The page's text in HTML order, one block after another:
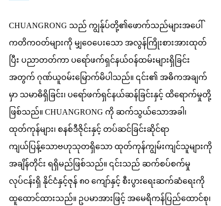
CHUANGRONG သည် ကျွန်ုပ်တို့၏ဖောက်သည်များအပေါ်
ကတိကဝတ်များကို မျှဝေပေးသော အလွန်ကြိုးစားအားထုတ်
ပြီး ပညာတတ်ကာ ပရော်ဖက်ရှင်နယ်ဝန်ထမ်းများရှိခြင်း
အတွက် ဂုဏ်ယူဝမ်းမြောက်မိပါသည်။ ၎င်း၏ အဓိကအချက်
မှာ သမာဓိရှိခြင်း၊ ပရော်ဖက်ရှင်နယ်ဆန်ခြင်းနှင့် ထိရောက်မှုတို့
ဖြစ်သည်။ CHUANGRONG ကို ဆက်သွယ်သောအခါ၊
ထုတ်ကုန်များ၊ စနစ်ဒီဇိုင်းနှင့် တပ်ဆင်ခြင်းဆိုင်ရာ
ကျယ်ပြန့်သောဗဟုသုတရှိသော ထုတ်ကုန်ကျွမ်းကျင်သူများကို
အချိန်တိုင်း ရရှိမည်ဖြစ်သည်။ ၎င်းသည် ဆက်စပ်စက်မှု
လုပ်ငန်းရှိ နိုင်ငံနှင့်ဇုန် ၈၀ ကျော်နှင့် စီးပွားရေးဆက်ဆံရေးကို
ထူထောင်ထားသည်။ ဥပမာအားဖြင့် အမေရိကန်ပြည်ထောင်စု၊